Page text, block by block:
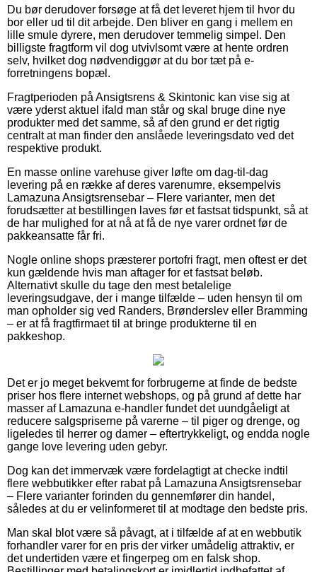
Du bør derudover forsøge at få det leveret hjem til hvor du
bor eller ud til dit arbejde. Den bliver en gang i mellem en
lille smule dyrere, men derudover temmelig simpel. Den
billigste fragtform vil dog utvivlsomt være at hente ordren
selv, hvilket dog nødvendiggør at du bor tæt på e-
forretningens bopæl.
Fragtperioden på Ansigtsrens & Skintonic kan vise sig at
være yderst aktuel ifald man står og skal bruge dine nye
produkter med det samme, så af den grund er det rigtig
centralt at man finder den anslåede leveringsdato ved det
respektive produkt.
En masse online varehuse giver løfte om dag-til-dag
levering på en række af deres varenumre, eksempelvis
Lamazuna Ansigtsrensebar – Flere varianter, men det
forudsætter at bestillingen laves før et fastsat tidspunkt, så at
de har mulighed for at nå at få de nye varer ordnet før de
pakkeansatte får fri.
Nogle online shops præsterer portofri fragt, men oftest er det
kun gældende hvis man aftager for et fastsat beløb.
Alternativt skulle du tage den mest betalelige
leveringsudgave, der i mange tilfælde – uden hensyn til om
man opholder sig ved Randers, Brønderslev eller Bramming
– er at få fragtfirmaet til at bringe produkterne til en
pakkeshop.
Det er jo meget bekvemt for forbrugerne at finde de bedste
priser hos flere internet webshops, og på grund af dette har
masser af Lamazuna e-handler fundet det uundgåeligt at
reducere salgspriserne på varerne – til piger og drenge, og
ligeledes til herrer og damer – eftertrykkeligt, og endda nogle
gange love levering uden gebyr.
Dog kan det immervæk være fordelagtigt at checke indtil
flere webbutikker efter rabat på Lamazuna Ansigtsrensebar
– Flere varianter forinden du gennemfører din handel,
således at du er velinformeret til at modtage den bedste pris.
Man skal blot være så påvagt, at i tilfælde af at en webbutik
forhandler varer for en pris der virker umådelig attraktiv, er
det undertiden være et fingerpeg om en falsk shop.